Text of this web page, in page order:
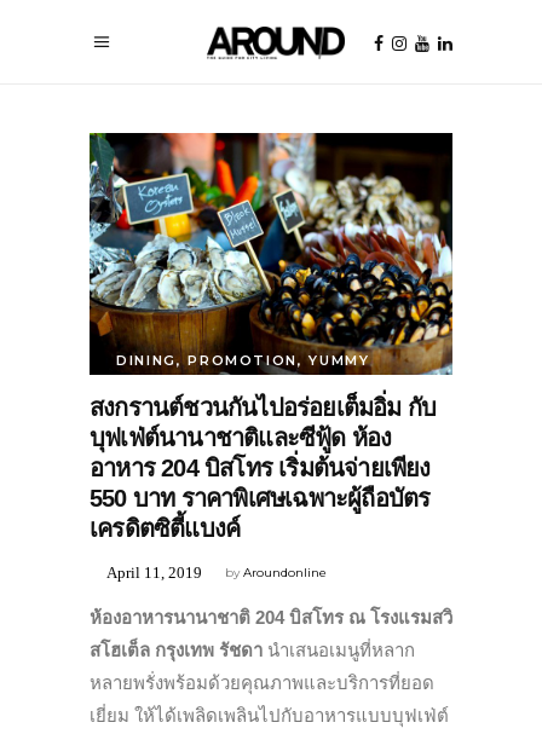
DINING,PROMOTION,YUMMY
สงกรานต์ชวนกันไปอร่อยเต็มอิ่ม กับ
บุฟเฟ่ต์นานาชาติและซีฟู้ด ห้อง
อาหาร 204 บิสโทร เริ่มต้นจ่ายเพียง
550 บาท ราคาพิเศษเฉพาะผู้ถือบัตร
เครดิตซิตี้แบงค์
byAroundonline
April 11, 2019
ห้องอาหารนานาชาติ 204 บิสโทร ณ โรงแรมสวิ
สโฮเต็ล กรุงเทพ รัชดา นำเสนอเมนูที่หลาก
หลายพรั่งพร้อมด้วยคุณภาพและบริการที่ยอด
เยี่ยม ให้ได้เพลิดเพลินไปกับอาหารแบบบุฟเฟ่ต์